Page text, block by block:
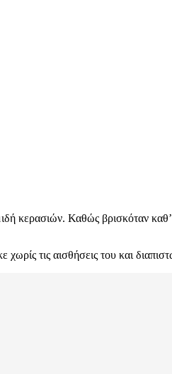
κερασιών. Καθώς βρισκόταν
τις αισθήσεις του και